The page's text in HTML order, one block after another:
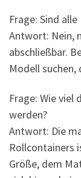
Frage: Sind
Antwort: Nein,
abschließbar.
Modell suchen,
Frage: Wie viel
werden?
Antwort: Die
Rollcontainers
Größe, dem